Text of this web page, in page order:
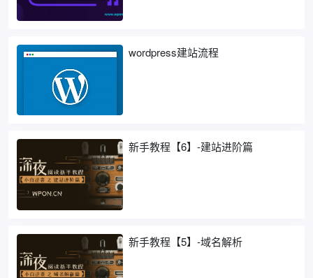
wordpress建站流程
新手教程【6】-建站进阶篇
新手教程【5】-域名解析